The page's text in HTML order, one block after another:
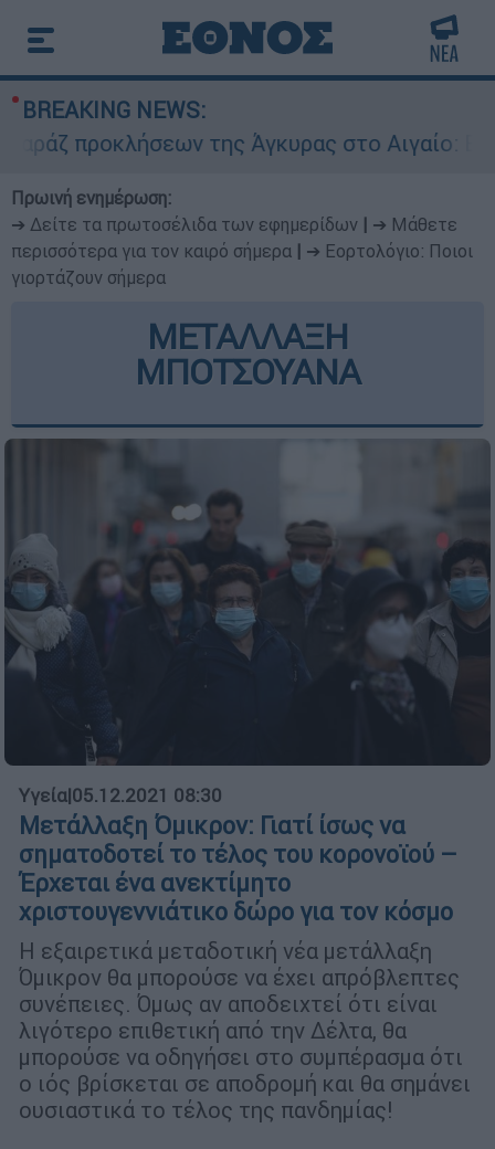
BREAKING NEWS:
της Άγκυρας στο Αιγαίο: Εικονική
Πρωινή ενημέρωση:
➔ Δείτε τα πρωτοσέλιδα των εφημερίδων
➔ Μάθετε
περισσότερα για τον καιρό σήμερα
➔ Εορτολόγιο: Ποιοι
γιορτάζουν σήμερα
ΜΕΤΑΛΛΑΞΗ
ΜΠΟΤΣΟΥΑΝΑ
Υγεία|05.12.2021 08:30
Μετάλλαξη Όμικρον: Γιατί ίσως να
σηματοδοτεί το τέλος του κορονοϊού –
Έρχεται ένα ανεκτίμητο
χριστουγεννιάτικο δώρο για τον κόσμο
Η εξαιρετικά μεταδοτική νέα μετάλλαξη
Όμικρον θα μπορούσε να έχει απρόβλεπτες
συνέπειες. Όμως αν αποδειχτεί ότι είναι
λιγότερο επιθετική από την Δέλτα, θα
μπορούσε να οδηγήσει στο συμπέρασμα ότι
ο ιός βρίσκεται σε αποδρομή και θα σημάνει
ουσιαστικά το τέλος της πανδημίας!